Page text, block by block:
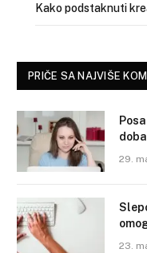
Kako podstaknuti
PRIČE SA NAJVIŠE
29.
23.